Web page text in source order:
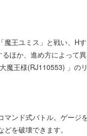
魔王ユミス」と戦い、H
ほか、進め方によって
魔王様(RJ110553) 」
マンド式バトル。ゲー
を破壊できます。